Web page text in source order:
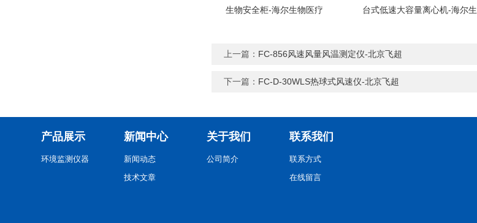
生物安全柜-海尔生物医疗
台式低速大容量离心机-海尔生
上一篇： FC-856风速风量风温测定仪-北京飞超
下一篇： FC-D-30WLS热球式风速仪-北京飞超
产品展示
环境监测仪器
新闻中心
新闻动态
技术文章
关于我们
公司简介
联系我们
联系方式
在线留言